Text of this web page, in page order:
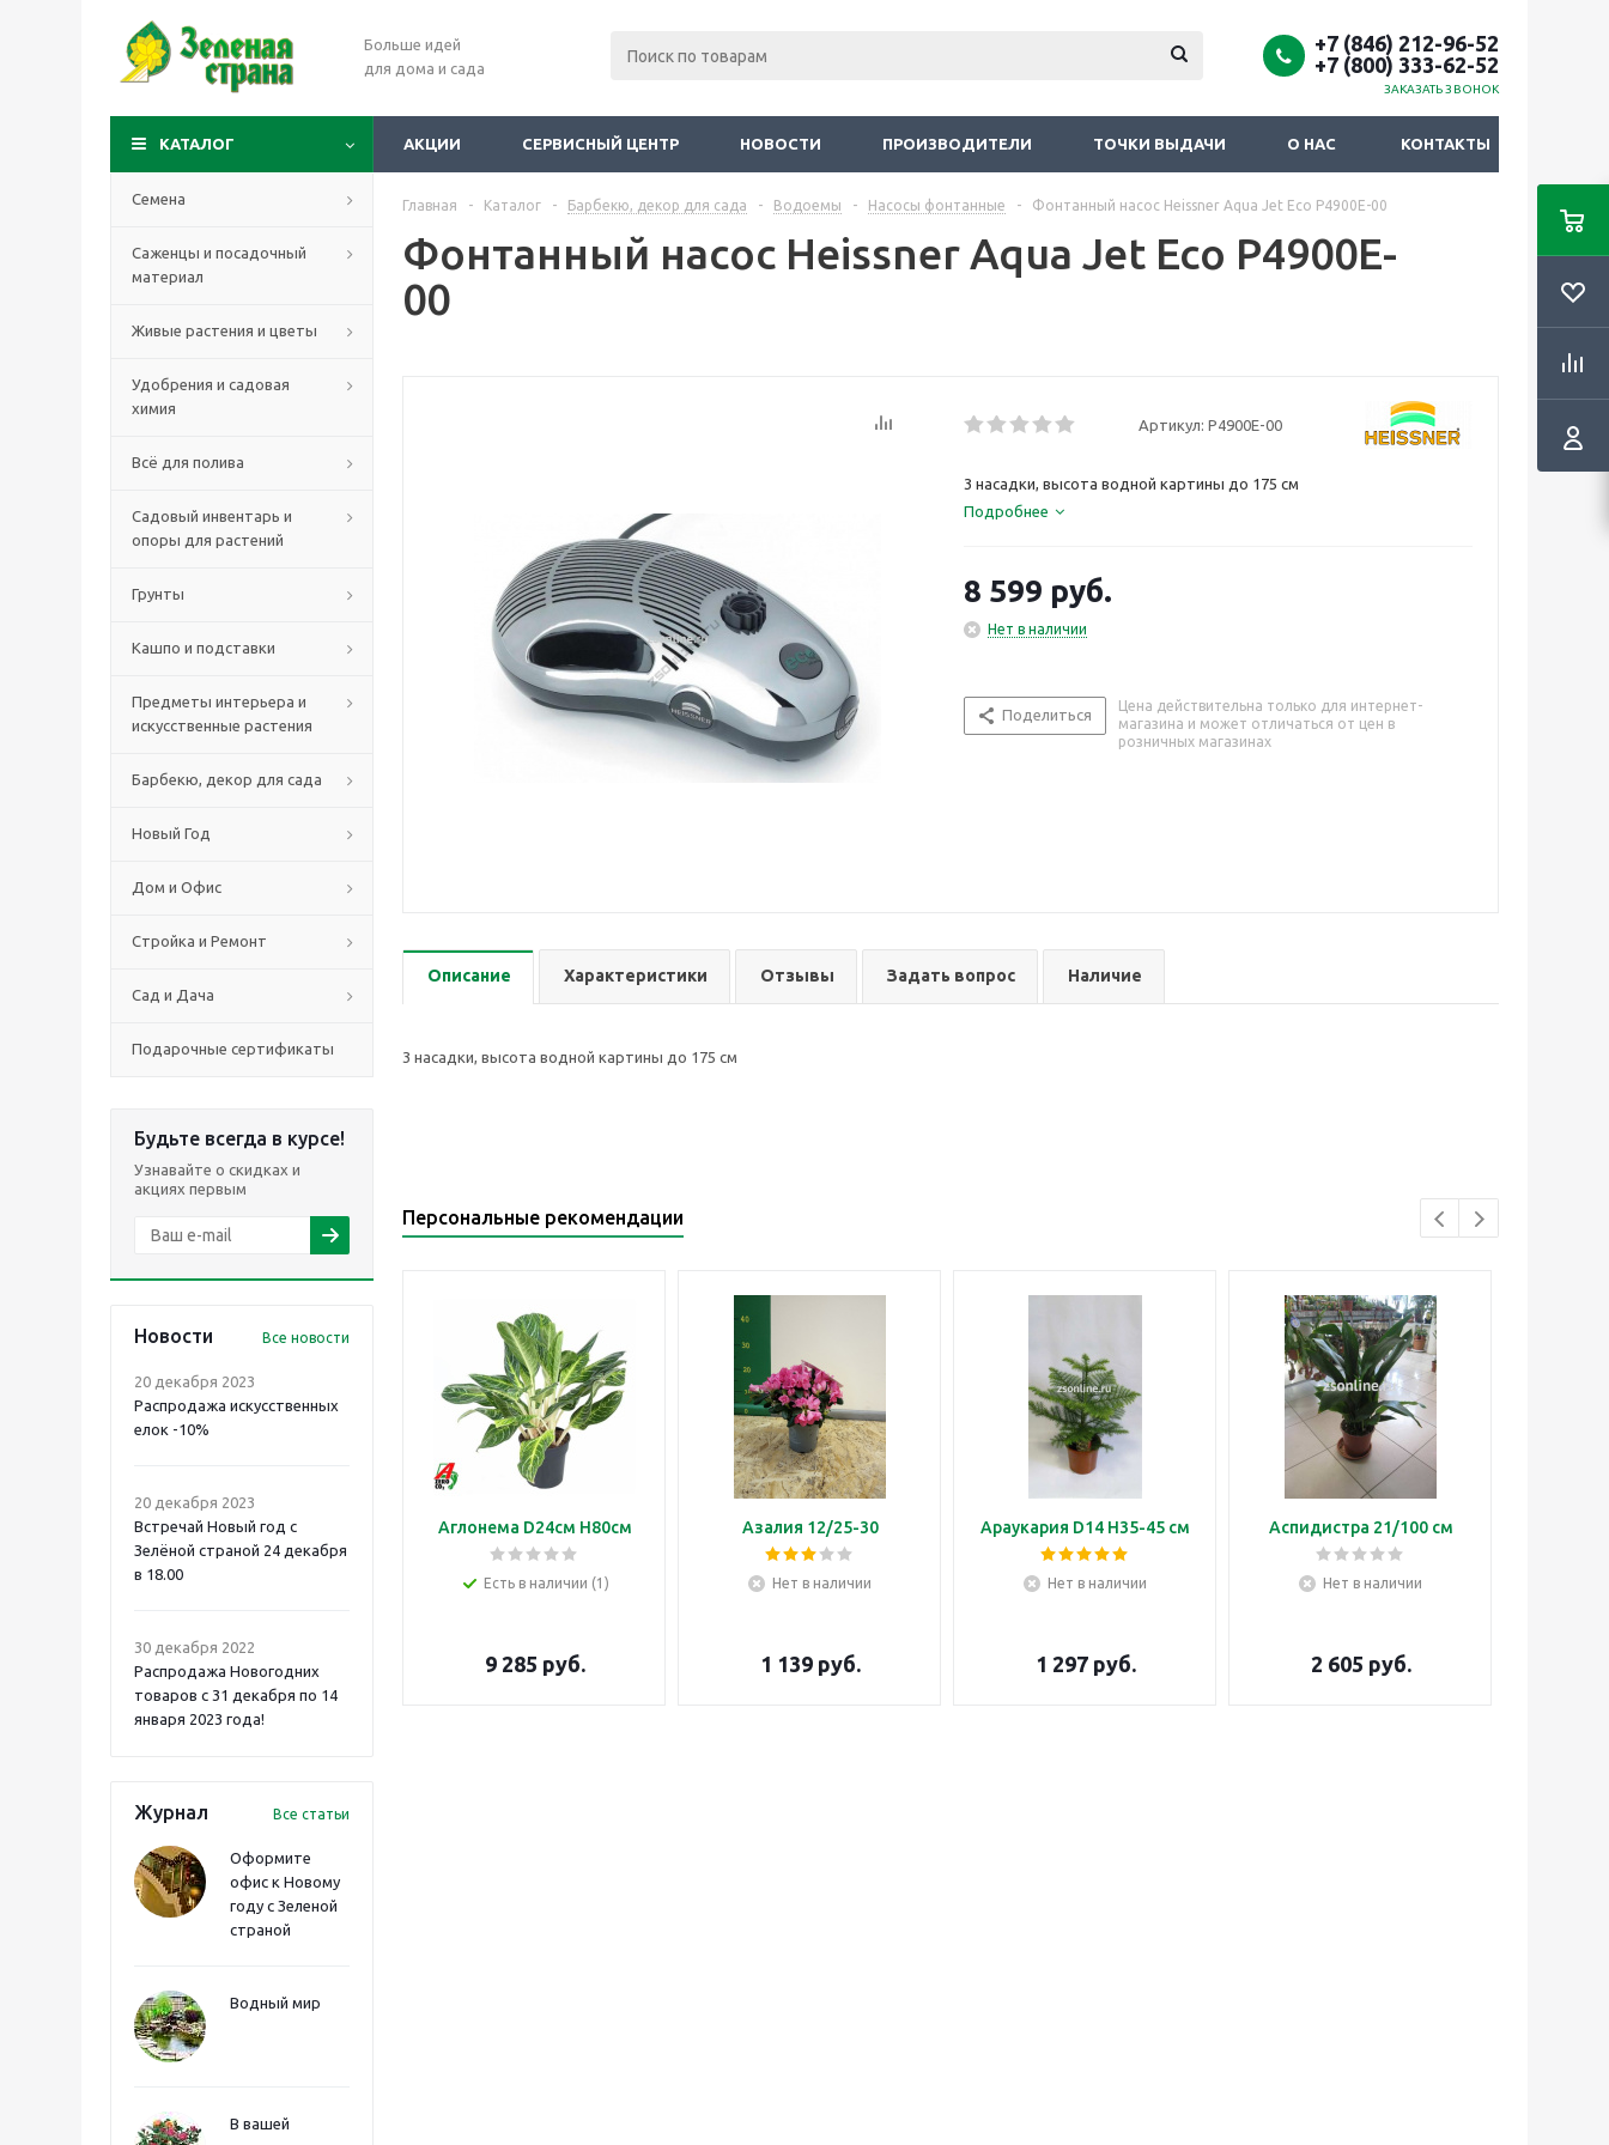
Больше идей
для дома и сада
+7 (846) 212-96-52
+7 (800) 333-62-52
ЗАКАЗАТЬ ЗВОНОК
КАТАЛОГ АКЦИИ СЕРВИСНЫЙ ЦЕНТР НОВОСТИ ПРОИЗВОДИТЕЛИ ТОЧКИ ВЫДАЧИ О НАС КОНТАКТЫ
Семена
Саженцы и посадочный
материал
Живые растения и цветы
Удобрения и садовая
химия
Всё для полива
Садовый инвентарь и
опоры для растений
Грунты
Кашпо и подставки
Предметы интерьера и
искусственные растения
Барбекю, декор для сада
Новый Год
Дом и Офис
Стройка и Ремонт
Сад и Дача
Подарочные сертификаты
Будьте всегда в курсе!
Узнавайте о скидках и
акциях первым
Новости Все новости
20 декабря 2023
Распродажа искусственных
елок -10%
20 декабря 2023
Встречай Новый год с
Зелёной страной 24 декабря
в 18.00
30 декабря 2022
Распродажа Новогодних
товаров с 31 декабря по 14
января 2023 года!
Журнал Все статьи
Оформите
офис к Новому
году с Зеленой
страной
Водный мир
В вашей
Главная - Каталог - Барбекю, декор для сада - Водоемы - Насосы фонтанные - Фонтанный насос Heissner Aqua Jet Eco P4900E-00
Фонтанный насос Heissner Aqua Jet Eco P4900E-
00
Артикул: P4900E-00
3 насадки, высота водной картины до 175 см
Подробнее
8 599 руб.
Нет в наличии
Поделиться
Цена действительна только для интернет-
магазина и может отличаться от цен в
розничных магазинах
Описание Характеристики Отзывы Задать вопрос Наличие
3 насадки, высота водной картины до 175 см
Персональные рекомендации
Аглонема D24см H80см
Есть в наличии (1)
9 285 руб.
Азалия 12/25-30
Нет в наличии
1 139руб.
Араукария D14 H35-45 см
Нет в наличии
1 297руб.
Аспидистра 21/100 см
Нет в наличии
2 605 руб.